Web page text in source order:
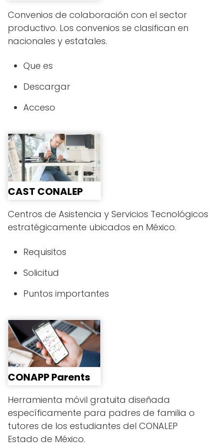
Convenios de colaboración con el sector
productivo. Los convenios se clasifican en
nacionales y estatales.
Que es
Descargar
Acceso
CAST CONALEP
Centros de Asistencia y Servicios Tecnológicos
estratégicamente ubicados en México.
Requisitos
Solicitud
Puntos importantes
CONAPP Parents
Herramienta móvil gratuita diseñada
específicamente para padres de familia o
tutores de los estudiantes del CONALEP
Estado de México.